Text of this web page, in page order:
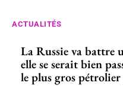
ACTUALITÉS
La Russie va battre
elle se serait bien
le plus gros